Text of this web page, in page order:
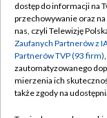
Abonament TVP
Emisja w TVP
Centrum
Naziemna
dostęp do informacji na
przechowywanie oraz
nas, czyli Telewizję
Zaufanych Partnerów z
Partnerów TVP (93 firm)
zautomatyzowanego
mierzenia ich
także zgody na